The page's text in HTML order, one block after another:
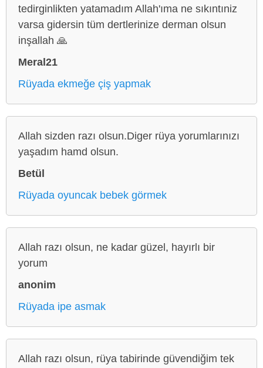
tedirginlikten yatamadım Allah'ıma ne sıkıntıniz
varsa gidersin tüm dertlerinize derman olsun
inşallah 🙏
Meral21
Rüyada ekmeğe çiş yapmak
Allah sizden razı olsun.Diger rüya yorumlarınızı
yaşadım hamd olsun.
Betül
Rüyada oyuncak bebek görmek
Allah razı olsun, ne kadar güzel, hayırlı bir
yorum
anonim
Rüyada ipe asmak
Allah razı olsun, rüya tabirinde güvendiğim tek